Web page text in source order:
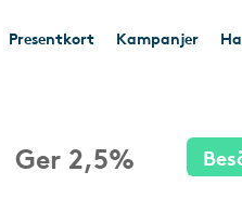
Presentkort Kampanjer
Ger 2,5%